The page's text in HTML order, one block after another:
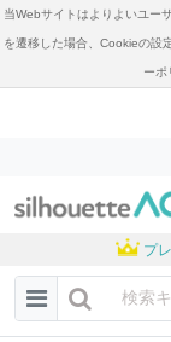
当Webサイトはよりよいユー
を遷移した場合、Cookieの設
ーポ
プ